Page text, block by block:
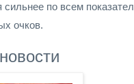
сильнее по всем
очков.